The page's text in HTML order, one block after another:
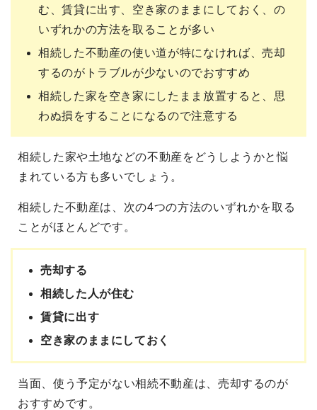
む、賃貸に出す、空き家のままにしておく、の
いずれかの方法を取ることが多い
相続した不動産の使い道が特になければ、売却
するのがトラブルが少ないのでおすすめ
相続した家を空き家にしたまま放置すると、思
わぬ損をすることになるので注意する
相続した家や土地などの不動産をどうしようかと悩
まれている方も多いでしょう。
相続した不動産は、次の4つの方法のいずれかを取る
ことがほとんどです。
売却する
相続した人が住む
賃貸に出す
空き家のままにしておく
当面、使う予定がない相続不動産は、売却するのが
おすすめです。